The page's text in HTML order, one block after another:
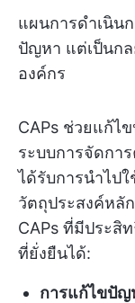
แผนการดำเนิน
ปัญหา แต่เป็นก
องค์กร
CAPs ช่วยแก้ไ
ระบบการจัดกา
ได้รับการนำไปใ
วัตถุประสงค์หลั
CAPs ที่มีประสิ
ที่ยั่งยืนได้:
การแก้ไขปัญ